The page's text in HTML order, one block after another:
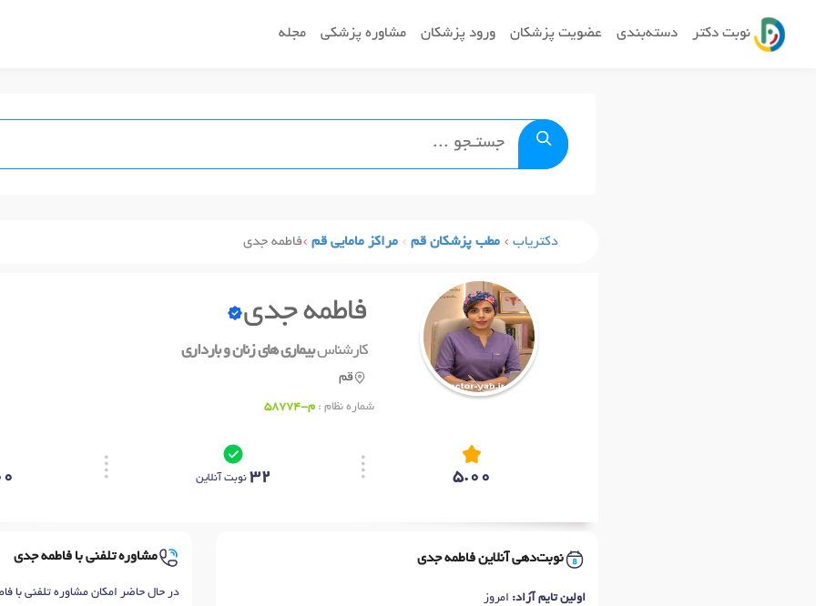
نوبت دکتر دسته‌بندی عضویت پزشکان ورود پزشکان مشاوره پزشکی مجله
دکتریاب مطب پزشکان قم مراکز مامایی قم فاطمه جدی
فاطمه جدی
کارشناسبیماری های زنان و بارداری
قم
شماره نظام :م-58774
5.00
32 نوبت آنلاین
نوبت‌دهی آنلاین فاطمه جدی
اولین تایم آزاد: امروز
مشاوره تلفنی با فاطمه جدی
در حال حاضر امکان مشاوره تلفنی با